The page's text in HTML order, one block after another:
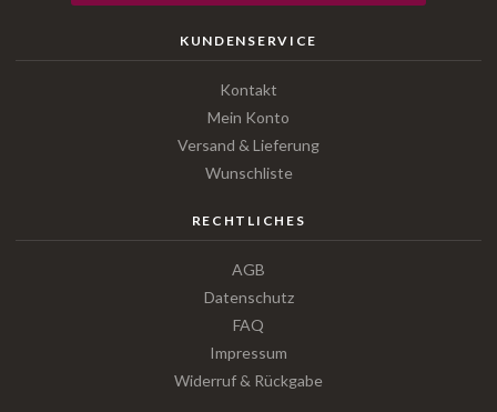
KUNDENSERVICE
Kontakt
Mein Konto
Versand & Lieferung
Wunschliste
RECHTLICHES
AGB
Datenschutz
FAQ
Impressum
Widerruf & Rückgabe